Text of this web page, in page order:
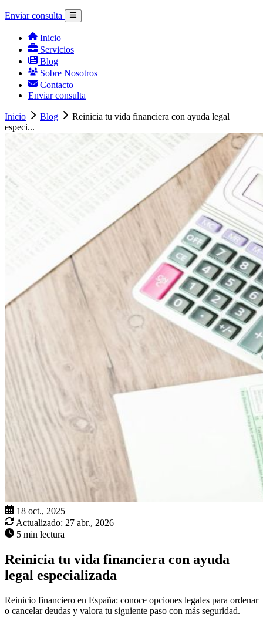
Enviar consulta
Inicio
Servicios
Blog
Sobre Nosotros
Contacto
Enviar consulta
Inicio Blog
Reinicia tu vida financiera con ayuda legal
especi...
18 oct., 2025
Actualizado: 27 abr., 2026
5 min lectura
Reinicia tu vida financiera con ayuda
legal especializada
Reinicio financiero en España: conoce opciones legales para ordenar
o cancelar deudas y valora tu siguiente paso con más seguridad.